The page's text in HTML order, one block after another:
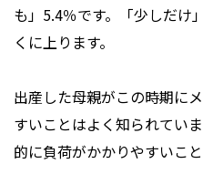
も」5.4％です。「少しだけ
くに上ります。
出産した母親がこの時期に
すいことはよく知られてい
的に負荷がかかりやすいこと